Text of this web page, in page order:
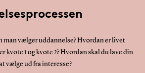
man vælger uddannelse? Hvordan er livet
kvote 1 og kvote 2? Hvordan skal du lave din
vælge ud fra interesse?